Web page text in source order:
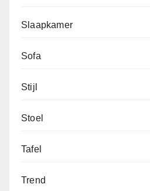
Slaapkamer
Sofa
Stijl
Stoel
Tafel
Trend